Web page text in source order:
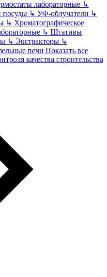
лабораторные ↳
посуды ↳ УФ-облучатели ↳
↳ Хроматографическое
↳ Штативы
↳ Экстракторы ↳
печи Показать все
качества строительства